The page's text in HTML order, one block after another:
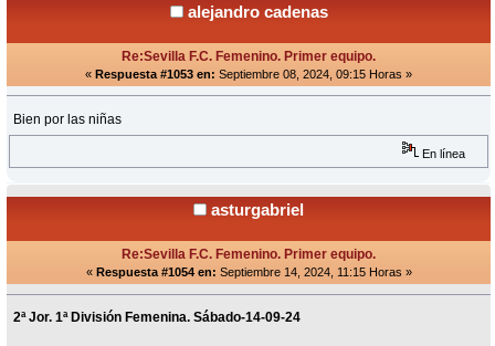
alejandro cadenas
Re:Sevilla F.C. Femenino. Primer equipo.
« Respuesta #1053 en: Septiembre 08, 2024, 09:15 Horas »
Bien por las niñas
En línea
asturgabriel
Re:Sevilla F.C. Femenino. Primer equipo.
« Respuesta #1054 en: Septiembre 14, 2024, 11:15 Horas »
2ª Jor. 1ª División Femenina. Sábado-14-09-24